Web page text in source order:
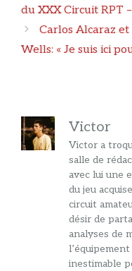
des
articles
du XXX Circuit RPT
Carlos Alcaraz
Wells: « Je suis ici
Victor
Victor a
salle de
avec lui une
du jeu
circuit
désir de
analyses de
inestimable